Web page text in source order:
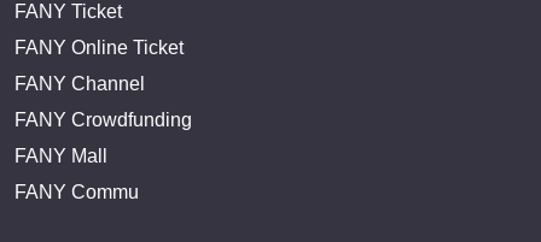
FANY Ticket
FANY Online Ticket
FANY Channel
FANY Crowdfunding
FANY Mall
FANY Commu